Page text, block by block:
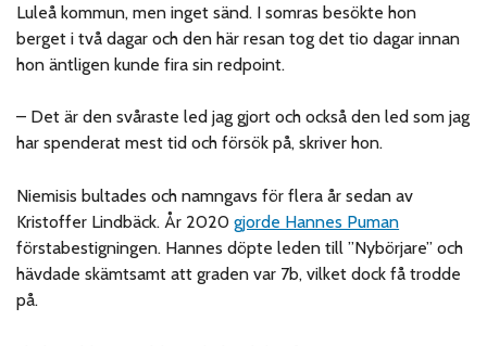
Luleå kommun, men inget sänd. I somras besökte hon
berget i två dagar och den här resan tog det tio dagar innan
hon äntligen kunde fira sin redpoint.
– Det är den svåraste led jag gjort och också den led som jag
har spenderat mest tid och försök på, skriver hon.
Niemisis bultades och namngavs för flera år sedan av
Kristoffer Lindbäck. År 2020gjorde Hannes Puman
förstabestigningen. Hannes döpte leden till ”Nybörjare” och
hävdade skämtsamt att graden var 7b, vilket dock få trodde
på.